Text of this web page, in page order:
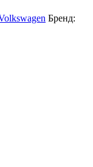
Бренд: